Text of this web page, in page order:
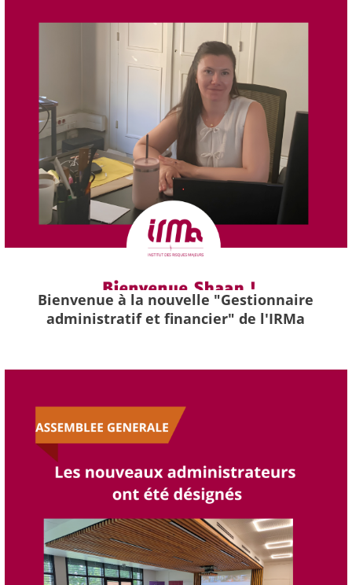
Bienvenue à la nouvelle "Gestionnaire
administratif et financier" de l'IRMa